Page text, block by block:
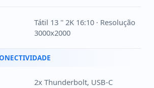
Tátil 13 '' 2K 16:10 · Resolução
3000x2000
2x Thunderbolt, USB-C